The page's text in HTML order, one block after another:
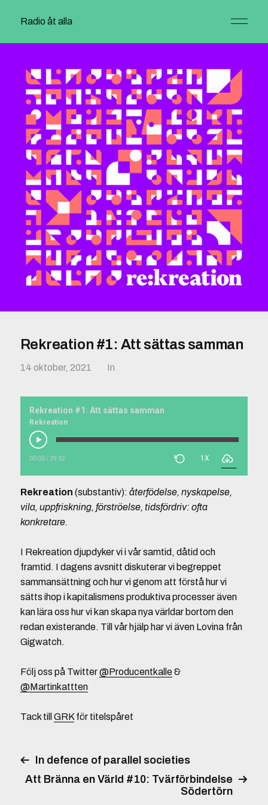
Radio åt alla
Rekreation #1: Att sättas samman
14 oktober, 2021 In
Rekreation #1: Att sättas samman
Rekreation
00:00/39:32 1X
Rekreation (substantiv): återfödelse, nyskapelse,
vila, uppfriskning, förströelse, tidsfördriv: ofta
konkretare.
I Rekreation djupdyker vi i vår samtid, dåtid och
framtid. I dagens avsnitt diskuterar vi begreppet
sammansättning och hur vi genom att förstå hur vi
sätts ihop i kapitalismens produktiva processer även
kan lära oss hur vi kan skapa nya världar bortom den
redan existerande. Till vår hjälp har vi även Lovina från
Gigwatch.
Följ oss på Twitter@Producentkalle&
@Martinkattten
Tack till GRKför titelspåret
In defence of parallel societies
Att Bränna en Värld #10: Tvärförbindelse
Södertörn